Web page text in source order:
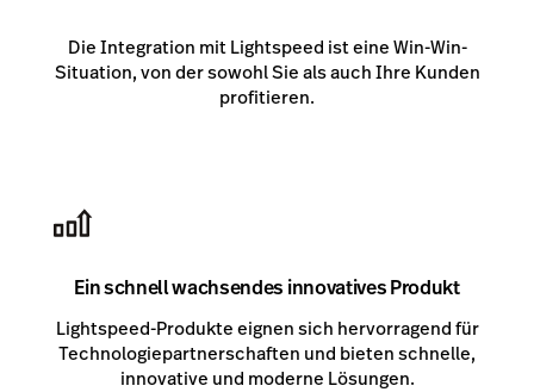
Die Integration mit Lightspeed ist eine Win-Win-
Situation, von der sowohl Sie als auch Ihre Kunden
profitieren.
Ein schnell wachsendes innovatives Produkt
Lightspeed-Produkte eignen sich hervorragend für
Technologiepartnerschaften und bieten schnelle,
innovative und moderne Lösungen.